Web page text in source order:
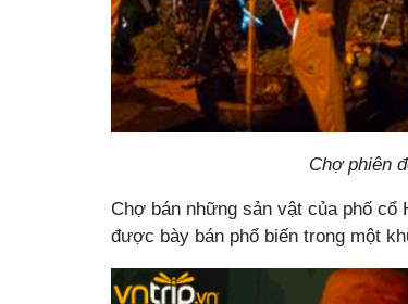
Chợ phiên
Chợ bán những sản vật của phố cổ
được bày bán phổ biến trong một